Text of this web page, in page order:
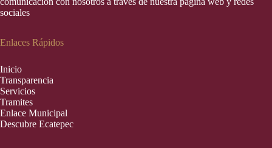
sociales
Enlaces Rápidos
Inicio
Transparencia
Servicios
Tramites
Enlace Municipal
Descubre Ecatepec